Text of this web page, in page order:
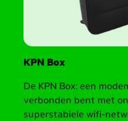
KPN Box
De KPN Box: een
verbonden bent met
superstabiele wifi-